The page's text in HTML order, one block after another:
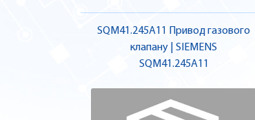
SQM41.245A11 Привод газового
клапану | SIEMENS
SQM41.245A11